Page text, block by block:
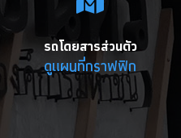
รถโดยสารส่วนตัว
ดูแผนที่กราฟฟิก